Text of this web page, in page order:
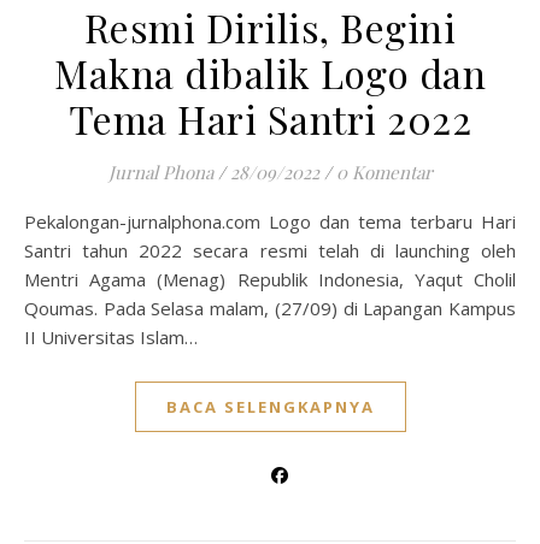
Resmi Dirilis, Begini
Makna dibalik Logo dan
Tema Hari Santri 2022
Jurnal Phona / 28/09/2022 / 0 Komentar
Pekalongan-jurnalphona.com Logo dan tema terbaru Hari
Santri tahun 2022 secara resmi telah di launching oleh
Mentri Agama (Menag) Republik Indonesia, Yaqut Cholil
Qoumas. Pada Selasa malam, (27/09) di Lapangan Kampus
II Universitas Islam…
BACA SELENGKAPNYA